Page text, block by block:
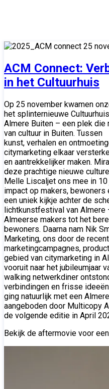
ACM Connect:
in het Cultuurhuis
Op 25 november kwamen
het splinternieuwe Cultuurhuis
Almere Buiten – een plek die
van cultuur in Buiten. Tussen
kunst, verhalen en
citymarketing elkaar
en aantrekkelijker maken.
deze prachtige nieuwe
Melle Liscaljet ons mee in
impact op makers, bewoners
een uniek kijkje achter de
lichtkunstfestival van Almere
Almeerse makers tot het
bewoners. Daarna nam Nik
Marketing, ons door de
marketingcampagnes,
gebied van citymarketing in
vooruit naar het jubileumjaar
walking netwerkdiner
verbindingen en frisse
ging natuurlijk met een
aangeboden door Multicopy
de volgende editie in April
Bekijk de aftermovie voor